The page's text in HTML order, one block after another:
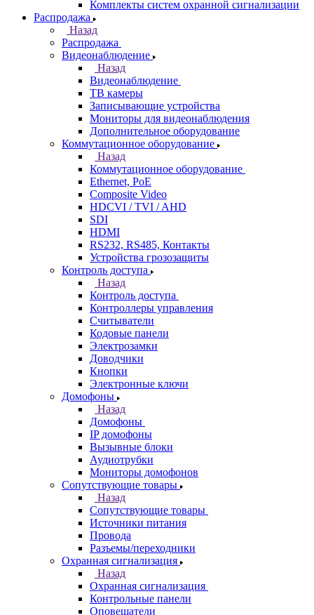
Комплекты систем охранной сигнализации
Распродажа
Назад
Распродажа
Видеонаблюдение
Назад
Видеонаблюдение
ТВ камеры
Записывающие устройства
Мониторы для видеонаблюдения
Дополнительное оборудование
Коммутационное оборудование
Назад
Коммутационное оборудование
Ethernet, PoE
Composite Video
HDCVI / TVI / AHD
SDI
HDMI
RS232, RS485, Контакты
Устройства грозозащиты
Контроль доступа
Назад
Контроль доступа
Контроллеры управления
Считыватели
Кодовые панели
Электрозамки
Доводчики
Кнопки
Электронные ключи
Домофоны
Назад
Домофоны
IP домофоны
Вызывные блоки
Аудиотрубки
Мониторы домофонов
Сопутствующие товары
Назад
Сопутствующие товары
Источники питания
Провода
Разъемы/переходники
Охранная сигнализация
Назад
Охранная сигнализация
Контрольные панели
Оповещатели